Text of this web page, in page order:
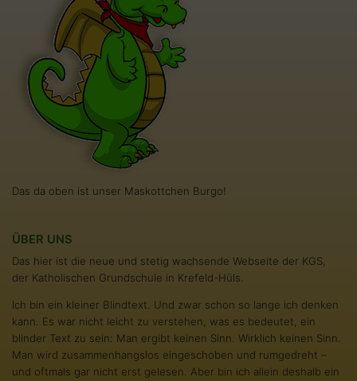
Das da oben ist unser Maskottchen Burgo!
ÜBER UNS
Das hier ist die neue und stetig wachsende Webseite der KGS,
der Katholischen Grundschule in Krefeld-Hüls.
Ich bin ein kleiner Blindtext. Und zwar schon so lange ich denken
kann. Es war nicht leicht zu verstehen, was es bedeutet, ein
blinder Text zu sein: Man ergibt keinen Sinn. Wirklich keinen Sinn.
Man wird zusammenhangslos eingeschoben und rumgedreht –
und oftmals gar nicht erst gelesen. Aber bin ich allein deshalb ein